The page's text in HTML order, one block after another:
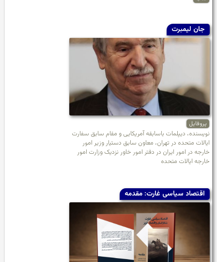
جان لیمبرت
پروفایل
نویسنده، دیپلمات باسابقه آمریکایی و مقام سابق سفارت
ایالات متحده در تهران، معاون سابق دستیار وزیر امور
خارجه در امور ایران در دفتر امور خاور نزدیک وزارت امور
خارجه ایالات متحده
اقتصاد سیاسی غارت: مقدمه